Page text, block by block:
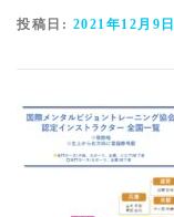
投稿日: 2021年12月9日